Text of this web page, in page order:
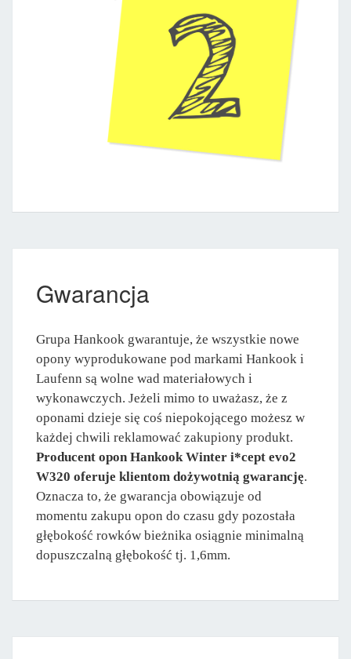
Gwarancja
Grupa Hankook gwarantuje, że wszystkie nowe
opony wyprodukowane pod markami Hankook i
Laufenn są wolne wad materiałowych i
wykonawczych. Jeżeli mimo to uważasz, że z
oponami dzieje się coś niepokojącego możesz w
każdej chwili reklamować zakupiony produkt.
Producent opon Hankook Winter i*cept evo2
W320 oferuje klientom dożywotnią gwarancję.
Oznacza to, że gwarancja obowiązuje od
momentu zakupu opon do czasu gdy pozostała
głębokość rowków bieżnika osiągnie minimalną
dopuszczalną głębokość tj. 1,6mm.